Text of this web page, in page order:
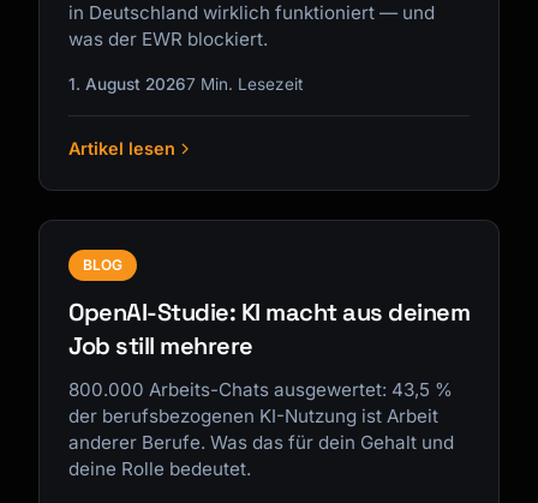
in Deutschland wirklich funktioniert — und
was der EWR blockiert.
1. August 20267 Min. Lesezeit
Artikel lesen
BLOG
OpenAI-Studie: KI macht aus deinem
Job still mehrere
800.000 Arbeits-Chats ausgewertet: 43,5 %
der berufsbezogenen KI-Nutzung ist Arbeit
anderer Berufe. Was das für dein Gehalt und
deine Rolle bedeutet.